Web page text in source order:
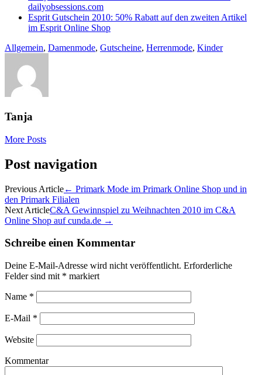
dailyobsessions.com
Esprit Gutschein 2010: 50% Rabatt auf den zweiten Artikel
im Esprit Online Shop
Allgemein, Damenmode, Gutscheine, Herrenmode, Kinder
Tanja
More Posts
Post navigation
Previous Article← Primark Mode im Primark Online Shop und in
den Primark Filialen
Next ArticleC&A Gewinnspiel zu Weihnachten 2010 im C&A
Online Shop auf cunda.de →
Schreibe einen Kommentar
Deine E-Mail-Adresse wird nicht veröffentlicht. Erforderliche
Felder sind mit * markiert
Name *
E-Mail *
Website
Kommentar